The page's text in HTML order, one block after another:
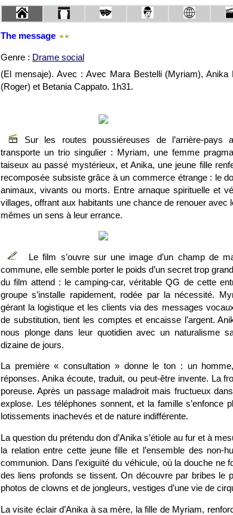
The message
Genre : Drame social
(El mensaje). Avec : Avec Mara Bestelli (Myriam), Anika
(Roger) et Betania Cappato. 1h31.
Sur les routes poussiéreuses de l’arrière-pays
transporte un trio singulier : Myriam, une femme
taiseux au passé mystérieux, et Anika, une jeune fille
recomposée subsiste grâce à un commerce étrange : le
animaux, vivants ou morts. Entre arnaque spirituelle et
villages, offrant aux habitants une chance de renouer
mêmes un sens à leur errance.
Le film s’ouvre sur une image d’un champ de
commune, elle semble porter le poids d’un secret trop
du film attend : le camping-car, véritable QG de cette
groupe s’installe rapidement, rodée par la nécessité.
gérant la logistique et les clients via des messages
de substitution, tient les comptes et encaisse l’argent.
nous plonge dans leur quotidien avec un naturalisme
dizaine de jours.
La première « consultation » donne le ton : un
réponses. Anika écoute, traduit, ou peut-être invente. La
poreuse. Après un passage maladroit mais fructueux
explose. Les téléphones sonnent, et la famille s’enfonce
lotissements inachevés et de nature indifférente.
La question du prétendu don d’Anika s’étiole au fur et à
la relation entre cette jeune fille et l’ensemble des non-
communion. Dans l’exiguïté du véhicule, où la douche ne
des liens profonds se tissent. On découvre par bribes le
photos de clowns et de jongleurs, vestiges d’une vie de
La visite éclair d’Anika à sa mère, la fille de Myriam,